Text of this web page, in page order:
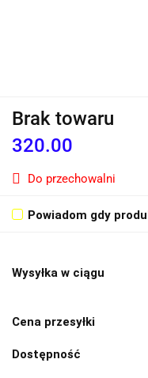
Brak towaru
320.00
Do przechowalni
Powiadom gdy
Wysyłka w ciągu
Cena przesyłki
Dostępność